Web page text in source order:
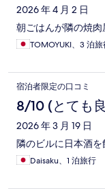
2026 年 4 月 2 日
朝ごはんが隣の焼肉
TOMOYUKI、3 泊旅
宿泊者限定の口コミ
8/10 (とても
2026 年 3 月 19 日
隣のビルに日本酒を
Daisaku、1 泊旅行